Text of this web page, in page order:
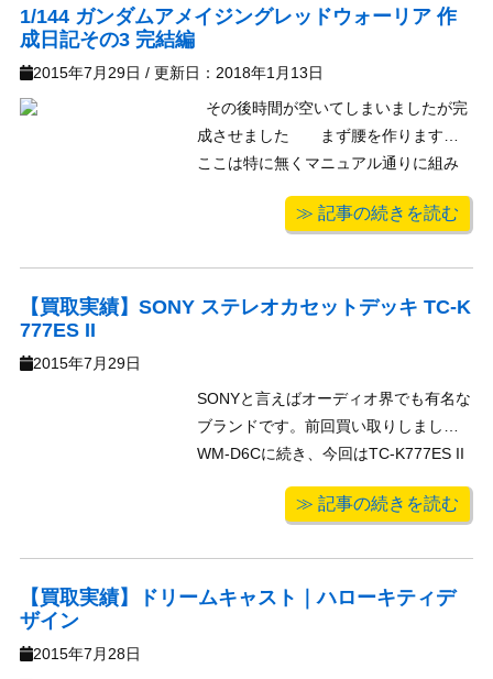
されています。 人 ...
1/144 ガンダムアメイジングレッドウォーリア 作
成日記その3 完結編
2015年7月29日 / 更新日： 2018年1月13日
その後時間が空いてしまいましたが完
成させました まず腰を作ります。
ここは特に無くマニュアル通りに組み
で腰と足を合体させます。 これだけだ
クスを思い出します。 マグマックスは
合体ロボ ...
≫ 記事の続きを読む
【買取実績】SONY ステレオカセットデッキ TC-K
777ES II
2015年7月29日
SONYと言えばオーディオ界でも有名な
ブランドです。前回買い取りしました
WM-D6Cに続き、今回はTC-K777ES II
出来るけど再生が出来ないと言ったジ
も各ボタンのランプもしっかり点灯。
説明書も付属していたの ...
≫ 記事の続きを読む
【買取実績】ドリームキャスト｜ハローキティデ
ザイン
2015年7月28日